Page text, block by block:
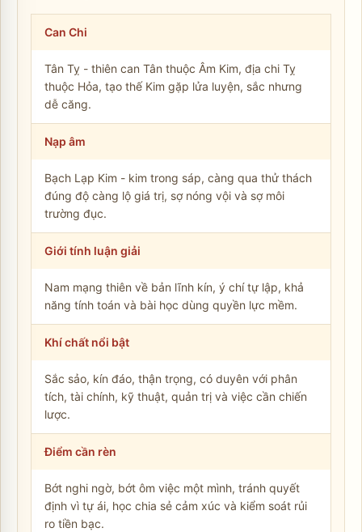
Can Chi
Tân Tỵ - thiên can Tân thuộc Âm Kim, địa chi Tỵ
thuộc Hỏa, tạo thế Kim gặp lửa luyện, sắc nhưng
dễ căng.
Nạp âm
Bạch Lạp Kim - kim trong sáp, càng qua thử thách
đúng độ càng lộ giá trị, sợ nóng vội và sợ môi
trường đục.
Giới tính luận giải
Nam mạng thiên về bản lĩnh kín, ý chí tự lập, khả
năng tính toán và bài học dùng quyền lực mềm.
Khí chất nổi bật
Sắc sảo, kín đáo, thận trọng, có duyên với phân
tích, tài chính, kỹ thuật, quản trị và việc cần chiến
lược.
Điểm cần rèn
Bớt nghi ngờ, bớt ôm việc một mình, tránh quyết
định vì tự ái, học chia sẻ cảm xúc và kiểm soát rủi
ro tiền bạc.